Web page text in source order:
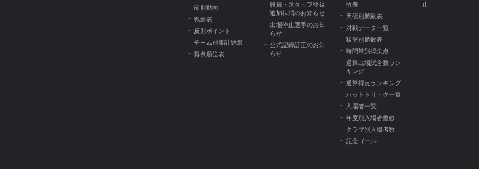
節別動向
戦績表
反則ポイント
チーム別集計結果
得点順位表
役員・スタッフ登録
追加抹消のお知らせ
出場停止選手のお知
らせ
公式記録訂正のお知
らせ
敗表
天候別勝敗表
対戦データ一覧
状況別勝敗表
時間帯別得失点
通算出場試合数ラン
キング
通算得点ランキング
ハットトリック一覧
入場者一覧
年度別入場者推移
クラブ別入場者数
記念ゴール
止